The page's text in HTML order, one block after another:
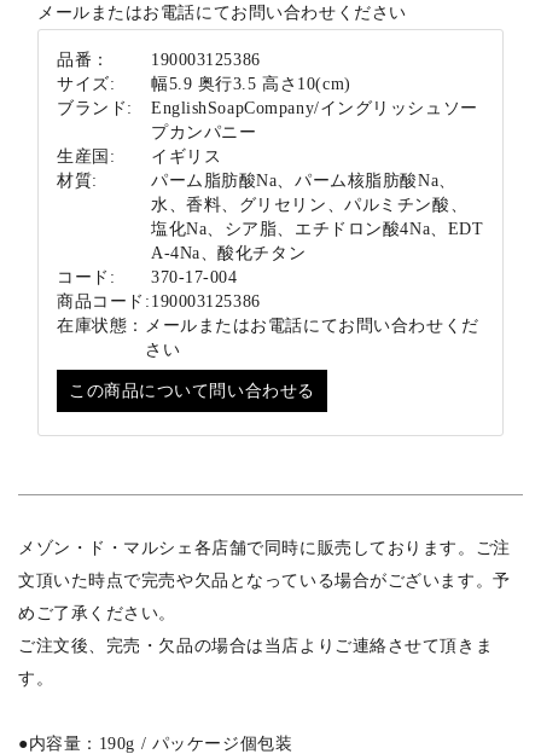
メールまたはお電話にてお問い合わせください
品番：
190003125386
サイズ:
幅5.9 奥行3.5 高さ10(cm)
ブランド:
EnglishSoapCompany/イングリッシュソー
プカンパニー
生産国:
イギリス
材質:
パーム脂肪酸Na、パーム核脂肪酸Na、
水、香料、グリセリン、パルミチン酸、
塩化Na、シア脂、エチドロン酸4Na、EDT
A-4Na、酸化チタン
コード:
370-17-004
商品コード: 190003125386
在庫状態：
メールまたはお電話にてお問い合わせくだ
さい
この商品について問い合わせる
メゾン・ド・マルシェ各店舗で同時に販売しております。ご注
文頂いた時点で完売や欠品となっている場合がございます。予
めご了承ください。
ご注文後、完売・欠品の場合は当店よりご連絡させて頂きま
す。
●内容量：190g / パッケージ個包装